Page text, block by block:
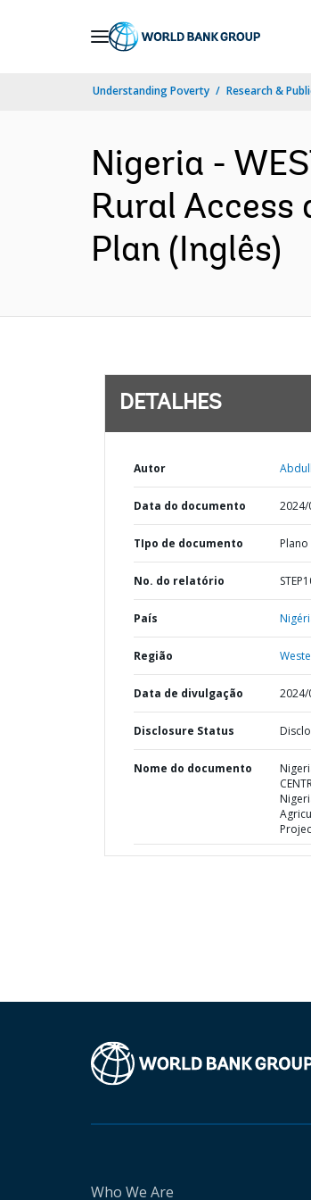
Understanding Poverty Research &
Nigeria -
Rural
Plan (Inglês)
DETALHES
Autor
Data do documento 2024/
TIpo de documento
No. do relatório
País
Região
Data de divulgação 2024/
Disclosure Status
Nome do documento
Who We Are